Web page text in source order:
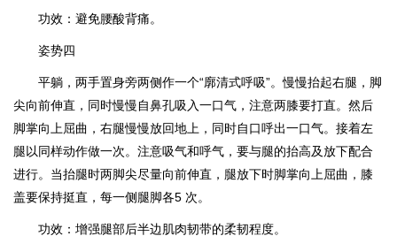
功效：避免腰酸背痛。
姿势四
平躺，两手置身旁两侧作一个“廓清式呼吸”。慢慢抬起右腿，脚
尖向前伸直，同时慢慢自鼻孔吸入一口气，注意两膝要打直。然后
脚掌向上屈曲，右腿慢慢放回地上，同时自口呼出一口气。接着左
腿以同样动作做一次。注意吸气和呼气，要与腿的抬高及放下配合
进行。当抬腿时两脚尖尽量向前伸直，腿放下时脚掌向上屈曲，膝
盖要保持挺直，每一侧腿脚各5 次。
功效：增强腿部后半边肌肉韧带的柔韧程度。